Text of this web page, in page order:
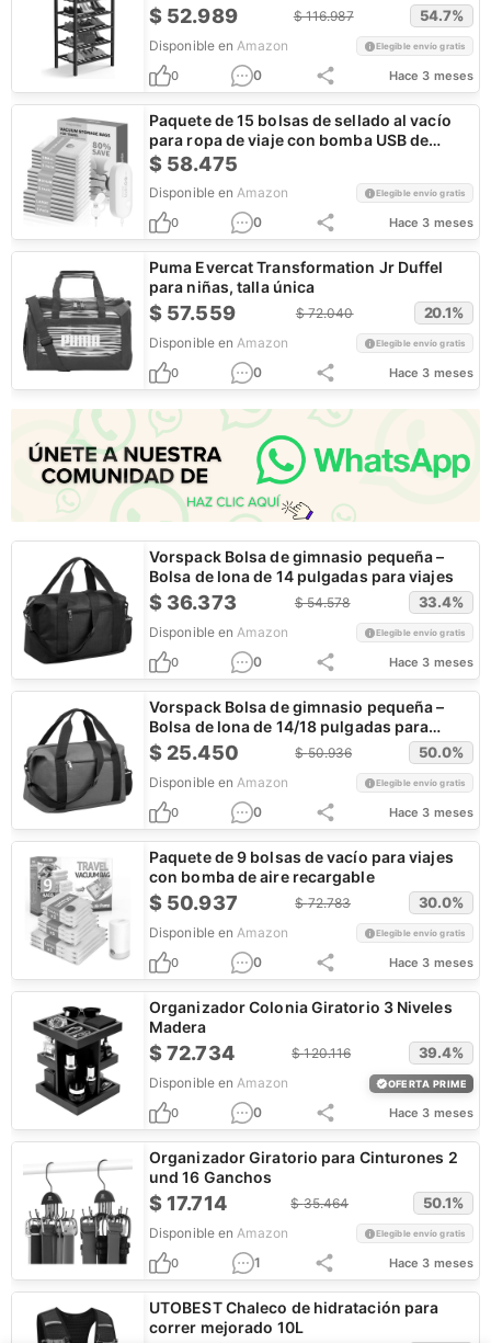
$ 52.989 $116.987 54.7%
Disponible en Amazon Elegible envío gratis
0 0 Hace 3 meses
Paquete de 15 bolsas de sellado al vacío
para ropa de viaje con bomba USB de
-60000 Pa
$ 58.475
Disponible en Amazon Elegible envío gratis
0 0 Hace 3 meses
Puma Evercat Transformation Jr Duffel
para niñas, talla única
$ 57.559 $72.040 20.1%
Disponible en Amazon Elegible envío gratis
0 0 Hace 3 meses
Vorspack Bolsa de gimnasio pequeña –
Bolsa de lona de 14 pulgadas para viajes
$ 36.373 $54.578 33.4%
Disponible en Amazon Elegible envío gratis
0 0 Hace 3 meses
Vorspack Bolsa de gimnasio pequeña –
Bolsa de lona de 14/18 pulgadas para
viajes
$ 25.450 $50.936 50.0%
Disponible en Amazon Elegible envío gratis
0 0 Hace 3 meses
Paquete de 9 bolsas de vacío para viajes
con bomba de aire recargable
$ 50.937 $72.783 30.0%
Disponible en Amazon Elegible envío gratis
0 0 Hace 3 meses
Organizador Colonia Giratorio 3 Niveles
Madera
$72.734 $120.116 39.4%
Disponible en Amazon OFERTA PRIME
0 0 Hace 3 meses
Organizador Giratorio para Cinturones 2
und 16 Ganchos
$17.714 $35.464 50.1%
Disponible en Amazon Elegible envío gratis
0 1 Hace 3 meses
UTOBEST Chaleco de hidratación para
correr mejorado 10L